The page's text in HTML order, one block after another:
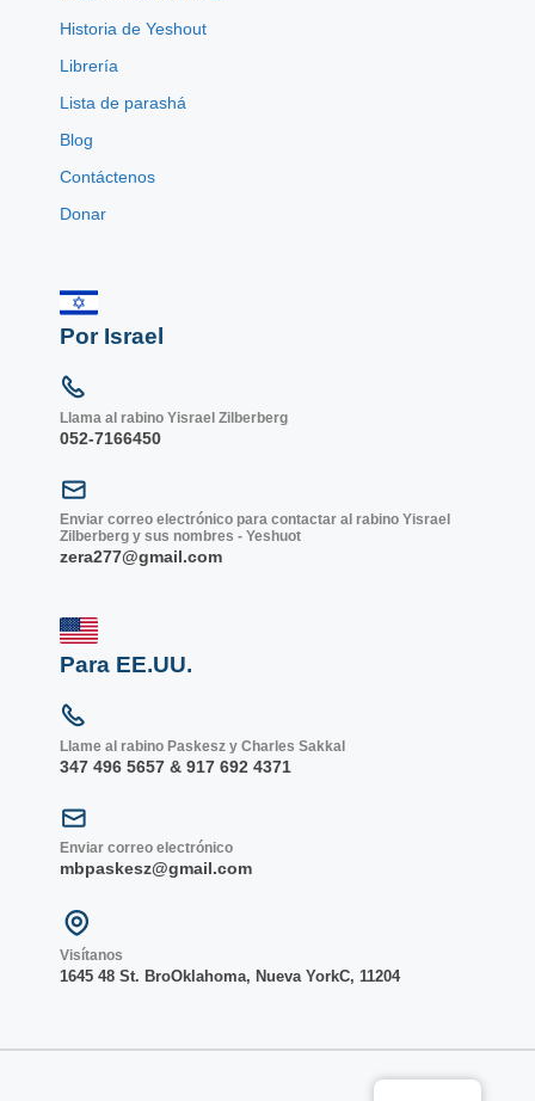
Historia de Yeshout
Librería
Lista de parashá
Blog
Contáctenos
Donar
Por Israel
Llama al rabino Yisrael Zilberberg
052-7166450
Enviar correo electrónico para contactar al rabino Yisrael
Zilberberg y sus nombres - Yeshuot
zera277@gmail.com
Para EE.UU.
Llame al rabino Paskesz y Charles Sakkal
347 496 5657 & 917 692 4371
Enviar correo electrónico
mbpaskesz@gmail.com
Visítanos
1645 48 St. BroOklahoma, Nueva YorkC, 11204